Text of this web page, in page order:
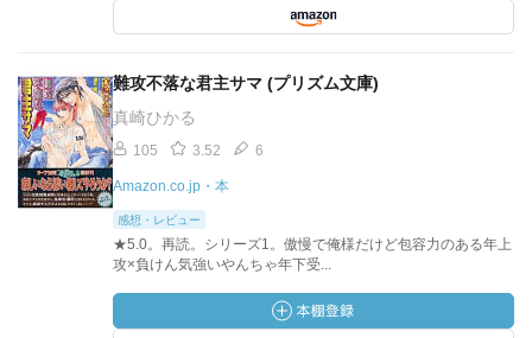
難攻不落な君主サマ (プリズム文庫)
真崎ひかる
105 3.52 6
Amazon.co.jp・本
感想・レビュー
★5.0。再読。シリーズ1。傲慢で俺様だけど包容力のある年上
攻×負けん気強いやんちゃ年下受...